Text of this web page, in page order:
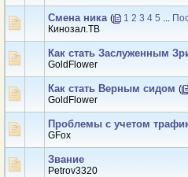
Смена ника ( 1 2 3 4 5 ...
Кинозал.ТВ
Как стать Заслуженным
GoldFlower
Как стать Верным сидом (
GoldFlower
Проблемы с учетом
GFox
Звание
Petrov3320